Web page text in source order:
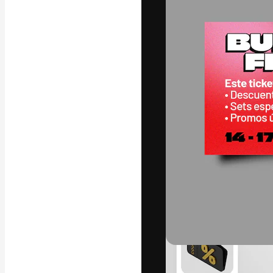
najlepszych
Polski
Copyright © 2010-